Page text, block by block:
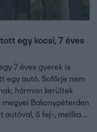
egy kocsi, 7 éves
7 éves gyerek is
egy autó. Sofőrje nem
hárman kerültek
Bakonypéterden
autóval, ő fej-, mellkas-